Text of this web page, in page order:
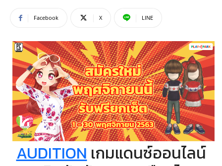
Facebook X LINE
AUDITIONเกมแดนซ์ออนไลน์